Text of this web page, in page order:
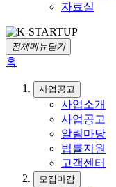
자료실
전체메뉴닫기
홈
사업공고
사업소개
사업공고
알림마당
법률지원
고객센터
모집마감